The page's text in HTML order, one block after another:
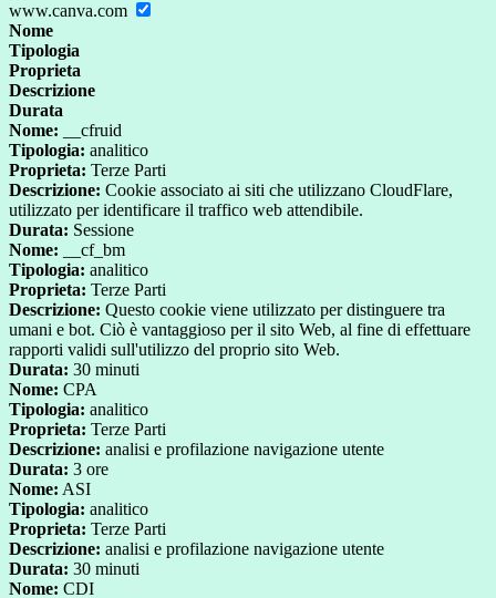
www.canva.com
Nome
Tipologia
Proprieta
Descrizione
Durata
Nome: __cfruid
Tipologia: analitico
Proprieta: Terze Parti
Descrizione: Cookie associato ai siti che utilizzano CloudFlare,
utilizzato per identificare il traffico web attendibile.
Durata: Sessione
Nome: __cf_bm
Tipologia: analitico
Proprieta: Terze Parti
Descrizione: Questo cookie viene utilizzato per distinguere tra
umani e bot. Ciò è vantaggioso per il sito Web, al fine di effettuare
rapporti validi sull'utilizzo del proprio sito Web.
Durata: 30 minuti
Nome: CPA
Tipologia: analitico
Proprieta: Terze Parti
Descrizione: analisi e profilazione navigazione utente
Durata: 3 ore
Nome: ASI
Tipologia: analitico
Proprieta: Terze Parti
Descrizione: analisi e profilazione navigazione utente
Durata: 30 minuti
Nome: CDI